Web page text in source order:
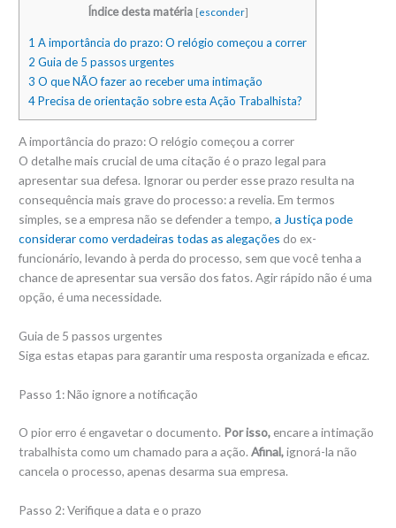
Índice desta matéria [esconder]
1 A importância do prazo: O relógio começou a correr
2 Guia de 5 passos urgentes
3 O que NÃO fazer ao receber uma intimação
4Precisa de orientação sobre esta Ação Trabalhista?
A importância do prazo: O relógio começou a correr
O detalhe mais crucial de uma citação é o prazo legal para
apresentar sua defesa. Ignorar ou perder esse prazo resulta na
consequência mais grave do processo: a revelia. Em termos
simples, se a empresa não se defender a tempo,a Justiça pode
considerar como verdadeiras todas as alegações do ex-
funcionário, levando à perda do processo, sem que você tenha a
chance de apresentar sua versão dos fatos. Agir rápido não é uma
opção, é uma necessidade.
Guia de 5 passos urgentes
Siga estas etapas para garantir uma resposta organizada e eficaz.
Passo 1: Não ignore a notificação
O pior erro é engavetar o documento. Por isso, encare a intimação
trabalhista como um chamado para a ação.Afinal,ignorá-la não
cancela o processo, apenas desarma sua empresa.
Passo 2: Verifique a data e o prazo